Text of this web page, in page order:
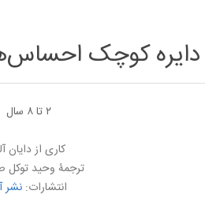
دایره کوچک
۲ تا ۸ سال
کاری از دايان
ترجمۀ وحيد توكل
انتشارات: نشر